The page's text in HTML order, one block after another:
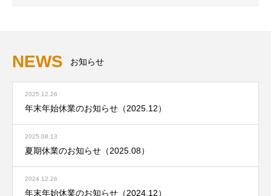
NEWS お知らせ
2025.12.26
年末年始休業のお知らせ（2025.12）
2025.08.13
夏期休業のお知らせ（2025.08）
2024.12.26
年末年始休業のお知らせ（2024.12）